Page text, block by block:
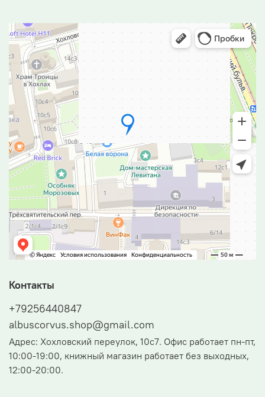
Контакты
+79256440847
albuscorvus.shop@gmail.com
Адрес: Хохловский переулок, 10с7. Офис работает пн-пт,
10:00-19:00, книжный магазин работает без выходных,
12:00-20:00.